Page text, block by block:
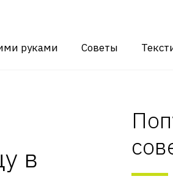
руками Советы
в